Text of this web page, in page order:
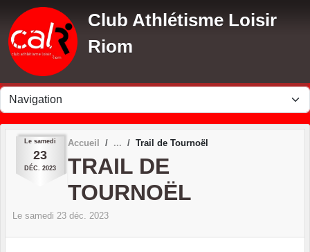
Club Athlétisme Loisir
Riom
Le samedi
23
DÉC. 2023
Accueil Trail de Tournoël
TRAIL DE
TOURNOËL
Le samedi 23 déc. 2023
Panneau de gestion des cookies